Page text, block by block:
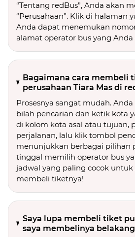
“Tentang redBus”, Anda akan
“Perusahaan”. Klik di halaman
Anda dapat menemukan
alamat operator bus yang Anda
Bagaimana cara membeli
perusahaan Tiara Mas di
Prosesnya sangat mudah.
bilah pencarian dan ketik kota
di kolom kota asal atau tujuan,
perjalanan, lalu klik tombol
menunjukkan berbagai pilihan
tinggal memilih operator bus
jadwal yang paling cocok untuk
membeli tiketnya!
Saya lupa membeli tiket
saya membelinya